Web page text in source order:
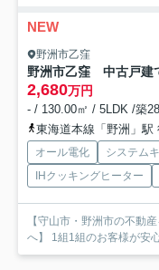
NEW
野洲市乙窪
野洲市乙窪 中古戸建
2,680万円
- / 130.00㎡ / 5LDK /築
東海道本線「野洲」駅
オール電化 システム
IHクッキングヒーター
【守山市・野洲市の不動
へ】 1組1組のお客様が安